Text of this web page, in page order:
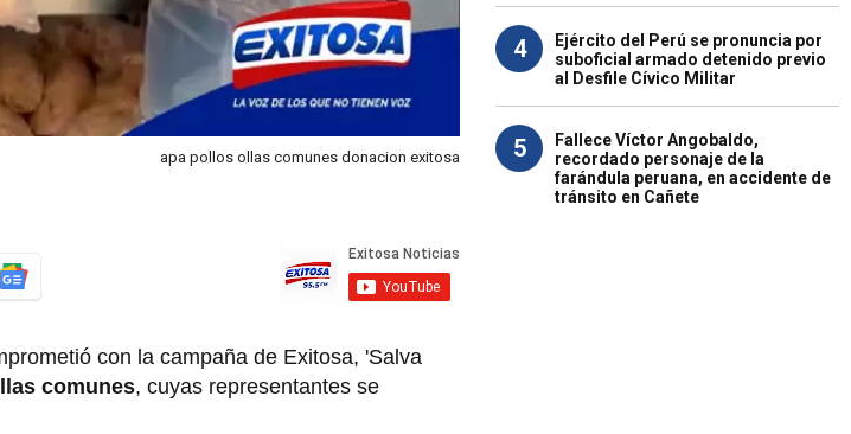
apa pollos ollas comunes donacion exitosa
con la campaña de Exitosa, 'Salva
comunes, cuyas representantes se
4
Ejército del Perú se pronuncia por
suboficial armado detenido previo
al Desfile Cívico Militar
5
Fallece Víctor Angobaldo,
recordado personaje de la
farándula peruana, en accidente de
tránsito en Cañete